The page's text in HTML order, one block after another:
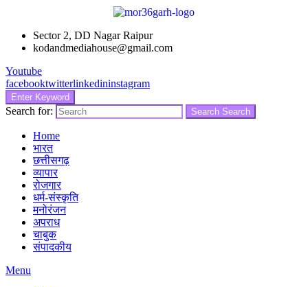
Sector 2, DD Nagar Raipur
kodandmediahouse@gmail.com
Youtube
facebooktwitterlinkedininstagram
Enter Keyword
Search for: Search Search
Home
भारत
छत्तीसगढ़
व्यापार
रोजगार
धर्म-संस्कृति
मनोरंजन
अपराध
चाबुक
संपादकीय
Menu